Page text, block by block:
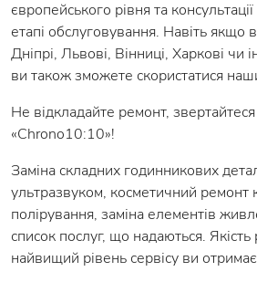
європейського рівня та
етапі обслуговування. Навіть якщо
Дніпрі, Львові, Вінниці, Харкові чи
ви також зможете скористатися
Не відкладайте ремонт,
«Chrono10:10»!
Заміна складних годинникових
ультразвуком, косметичний ремонт
полірування, заміна елементів
список послуг, що надаються.
найвищий рівень сервісу ви